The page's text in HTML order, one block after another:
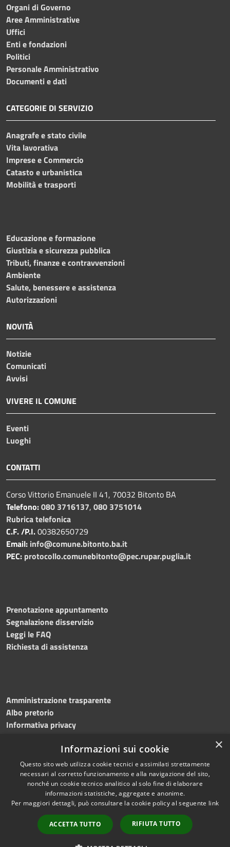
Organi di Governo
Aree Amministrative
Uffici
Enti e fondazioni
Politici
Personale Amministrativo
Documenti e dati
CATEGORIE DI SERVIZIO
Anagrafe e stato civile
Vita lavorativa
Imprese e Commercio
Catasto e urbanistica
Mobilità e trasporti
Educazione e formazione
Giustizia e sicurezza pubblica
Tributi, finanze e contravvenzioni
Ambiente
Salute, benessere e assistenza
Autorizzazioni
NOVITÀ
Notizie
Comunicati
Avvisi
VIVERE IL COMUNE
Eventi
Luoghi
CONTATTI
Corso Vittorio Emanuele II 41, 70032 Bitonto BA
Telefono:080 3716137, 080 3751014
Rubrica telefonica
C.F. /P.I.00382650729
Email: info@comune.bitonto.ba.it
PEC: protocollo.comunebitonto@pec.rupar.puglia.it
Prenotazione appuntamento
Segnalazione disservizio
Leggi le FAQ
Richiesta di assistenza
Amministrazione trasparente
Albo pretorio
Informativa privacy
Dichiarazione di accessibilità Meccanismo di feedback
RSS
Accessibilità
Copyright © 2026 • Comune di
Bitonto • Powered by
Municipium•
Accesso
redazione
×
Informazioni sui cookie
Questo sito web utilizza cookie tecnici e assimilati strettamente
necessari al corretto funzionamento e alla navigazione del sito,
nonché un cookie tecnico analitico al solo fine di elaborare
informazioni statistiche, aggregate e anonime.
Per maggiori dettagli, può consultare la cookie policy al seguente link
ACCETTA TUTTO RIFIUTA TUTTO